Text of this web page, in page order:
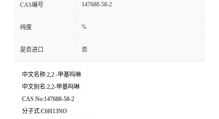
CAS编号 147688-58-2
纯度 %
是否进口 否
中文名称:2,2 -甲基吗啉
中文别名:2,2-甲基吗啉
CAS No:147688-58-2
分子式:C6H13NO